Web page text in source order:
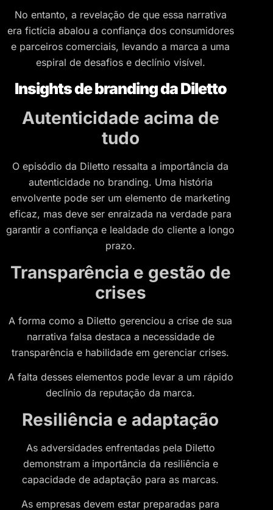
No entanto, a revelação de que essa narrativa
era fictícia abalou a confiança dos consumidores
e parceiros comerciais, levando a marca a uma
espiral de desafios e declínio visível.
Insights de branding da Diletto
Autenticidade acima de
tudo
O episódio da Diletto ressalta a importância da
autenticidade no branding. Uma história
envolvente pode ser um elemento de marketing
eficaz, mas deve ser enraizada na verdade para
garantir a confiança e lealdade do cliente a longo
prazo.
Transparência e gestão de
crises
A forma como a Diletto gerenciou a crise de sua
narrativa falsa destaca a necessidade de
transparência e habilidade em gerenciar crises.
A falta desses elementos pode levar a um rápido
declínio da reputação da marca.
Resiliência e adaptação
As adversidades enfrentadas pela Diletto
demonstram a importância da resiliência e
capacidade de adaptação para as marcas.
As empresas devem estar preparadas para